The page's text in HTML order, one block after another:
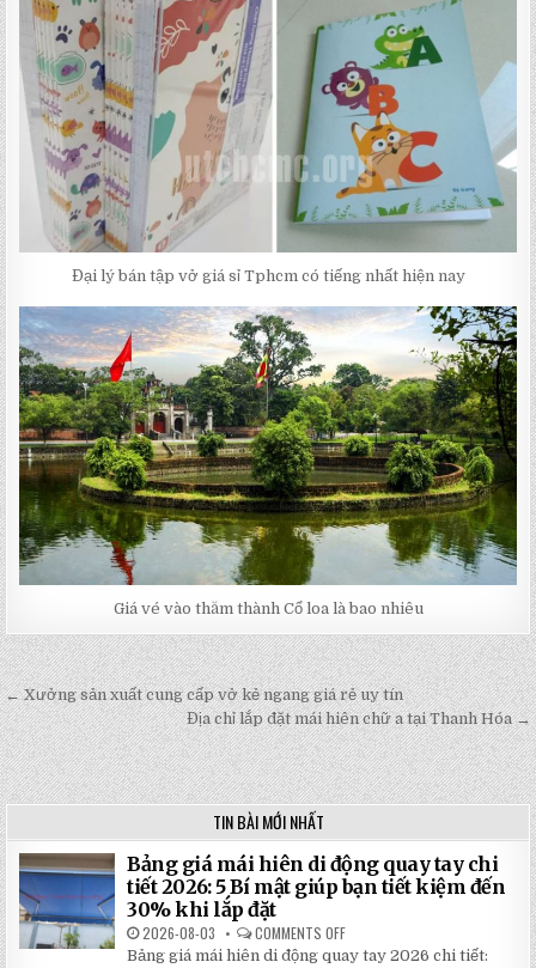
Đại lý bán tập vở giá sỉ Tphcm có tiếng nhất hiện nay
Giá vé vào thăm thành Cổ loa là bao nhiêu
Post
navigation
← Xưởng sản xuất cung cấp vở kẻ ngang giá rẻ uy tín
Địa chỉ lắp đặt mái hiên chữ a tại Thanh Hóa →
TIN BÀI MỚI NHẤT
Bảng giá mái hiên di động quay tay chi
tiết 2026: 5 Bí mật giúp bạn tiết kiệm đến
30% khi lắp đặt
2026-08-03 COMMENTS OFF
BẢNG
GIÁ
Bảng giá mái hiên di động quay tay 2026 chi tiết: